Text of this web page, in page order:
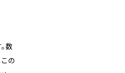
数
の